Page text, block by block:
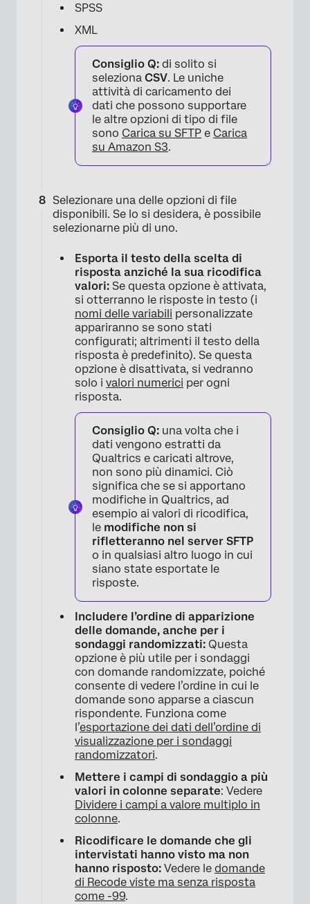
×
SPSS
XML
Consiglio Q: di solito si
seleziona CSV. Le uniche
attività di caricamento dei
dati che possono supportare
le altre opzioni di tipo di file
sono Carica su SFTP e Carica
su Amazon S3.
Selezionare una delle opzioni di file
disponibili. Se lo si desidera, è possibile
selezionarne più di uno.
Esporta il testo della scelta di
risposta anziché la sua ricodifica
valori: Se questa opzione è attivata,
si otterranno le risposte in testo (i
nomi delle variabili personalizzate
appariranno se sono stati
configurati; altrimenti il testo della
risposta è predefinito). Se questa
opzione è disattivata, si vedranno
solo i valori numerici per ogni
risposta.
Consiglio Q: una volta che i
dati vengono estratti da
Qualtrics e caricati altrove,
non sono più dinamici. Ciò
significa che se si apportano
modifiche in Qualtrics, ad
esempio ai valori di ricodifica,
le modifiche non si
rifletteranno nel server SFTP
o in qualsiasi altro luogo in cui
siano state esportate le
risposte.
Includere l’ordine di apparizione
delle domande, anche per i
sondaggi randomizzati: Questa
opzione è più utile per i sondaggi
con domande randomizzate, poiché
consente di vedere l’ordine in cui le
domande sono apparse a ciascun
rispondente. Funziona come
l’esportazione dei dati dell’ordine di
visualizzazione per i sondaggi
randomizzatori.
Mettere i campi di sondaggio a più
valori in colonne separate: Vedere
Dividere i campi a valore multiplo in
colonne.
Ricodificare le domande che gli
intervistati hanno visto ma non
hanno risposto: Vedere le domande
di Recode viste ma senza risposta
come -99.